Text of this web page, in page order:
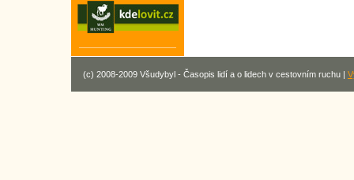
(c) 2008-2009 Všudybyl - Časopis lidí a o lidech v cestovním ruchu |